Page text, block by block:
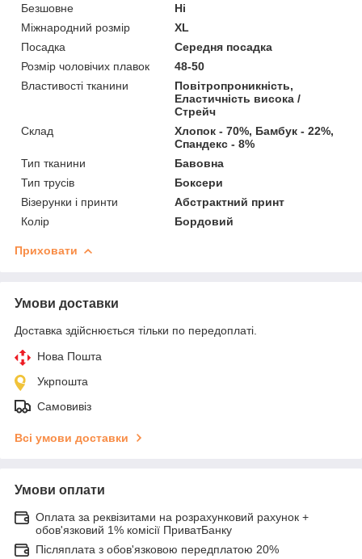
Безшовне
Ні
Міжнародний розмір
XL
Посадка
Середня посадка
Розмір чоловічих плавок
48-50
Властивості тканини
Повітропроникність,
Еластичність висока /
Стрейч
Склад
Хлопок - 70%, Бамбук - 22%,
Спандекс - 8%
Тип тканини
Бавовна
Тип трусів
Боксери
Візерунки і принти
Абстрактний принт
Колір
Бордовий
Приховати
Умови доставки
Доставка здійснюється тільки по передоплаті.
Нова Пошта
Укрпошта
Самовивіз
Всі умови доставки
Умови оплати
Оплата за реквізитами на розрахунковий рахунок +
обов'язковий 1% комісії ПриватБанку
Післяплата з обов'язковою передплатою 20%